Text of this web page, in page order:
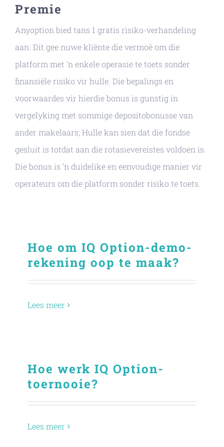
Premie
Anyoption bied tans 1 gratis risiko-verhandeling
aan. Dit gee nuwe kliënte die vermoë om die
platform met ‘n enkele operasie te toets sonder
finansiële risiko vir hulle. Die bepalings en
voorwaardes vir hierdie bonus is gunstig in
vergelyking met sommige depositobonusse van
ander makelaars; Hulle kan sien dat die fondse
gesluit is totdat aan die rotasievereistes voldoen is.
Die bonus is ‘n duidelike en eenvoudige manier vir
operateurs om die platform sonder risiko te toets.
Hoe om IQ Option-demo-
rekening oop te maak?
Lees meer
Hoe werk IQ Option-
toernooie?
Lees meer